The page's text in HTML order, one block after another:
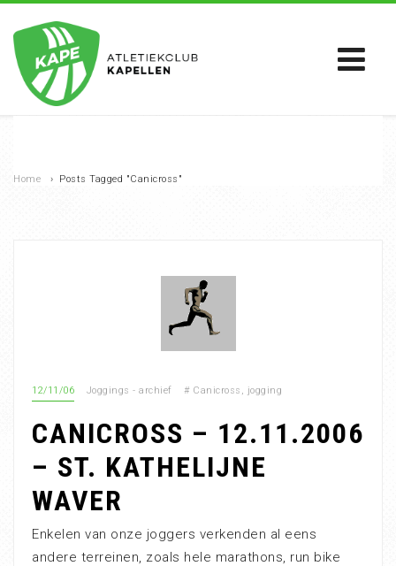
Home › Posts Tagged "Canicross"
12/11/06 Joggings - archief # Canicross , jogging
CANICROSS – 12.11.2006
– ST. KATHELIJNE
WAVER
Enkelen van onze joggers verkenden al eens
andere terreinen, zoals hele marathons, run bike